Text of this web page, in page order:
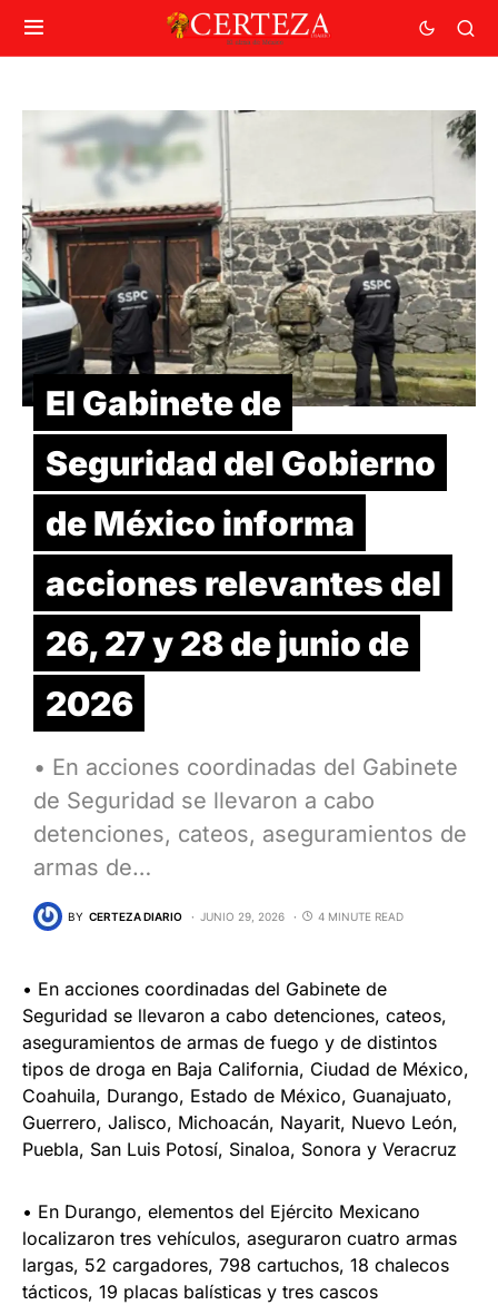
El Gabinete de
Seguridad del Gobierno
de México informa
acciones relevantes del
26, 27 y 28 de junio de
2026
• En acciones coordinadas del Gabinete
de Seguridad se llevaron a cabo
detenciones, cateos, aseguramientos de
armas de…
BY CERTEZA DIARIO JUNIO 29, 2026 4 MINUTE READ
• En acciones coordinadas del Gabinete de
Seguridad se llevaron a cabo detenciones, cateos,
aseguramientos de armas de fuego y de distintos
tipos de droga en Baja California, Ciudad de México,
Coahuila, Durango, Estado de México, Guanajuato,
Guerrero, Jalisco, Michoacán, Nayarit, Nuevo León,
Puebla, San Luis Potosí, Sinaloa, Sonora y Veracruz
• En Durango, elementos del Ejército Mexicano
localizaron tres vehículos, aseguraron cuatro armas
largas, 52 cargadores, 798 cartuchos, 18 chalecos
tácticos, 19 placas balísticas y tres cascos